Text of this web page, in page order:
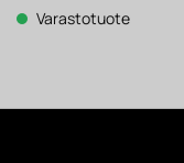
124 €.
Varastotuote